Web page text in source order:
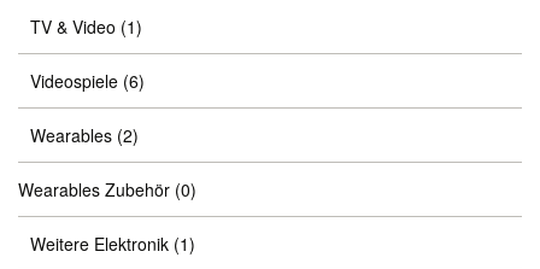
TV & Video (1)
Videospiele (6)
Wearables (2)
Wearables Zubehör (0)
Weitere Elektronik (1)